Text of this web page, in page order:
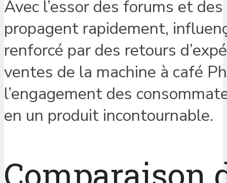
Avec l’essor des forums et
propagent rapidement,
renforcé par des retours
ventes de la machine à café
l’engagement des
en un produit incontournable.
Comparaison